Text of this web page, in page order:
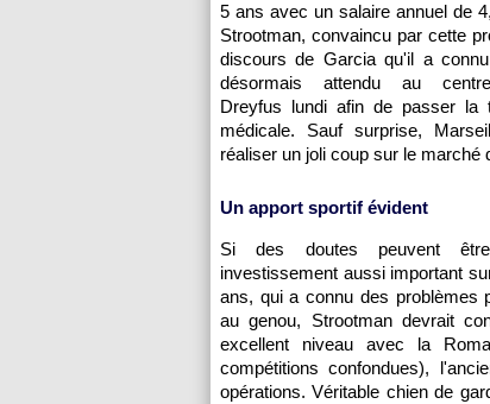
5 ans avec un salaire annuel de
Strootman, convaincu par cette
discours de Garcia qu'il a
désormais attendu au
Dreyfus lundi afin de passer la
médicale. Sauf surprise,
réaliser un joli coup sur le marché
Un apport sportif évident
Si des doutes peuvent
investissement aussi important
ans, qui a connu des problèmes
au genou, Strootman devrait
excellent niveau avec la
compétitions confondues),
opérations. Véritable chien de